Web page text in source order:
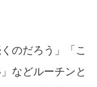
のだろう」「こ
などルーチンと